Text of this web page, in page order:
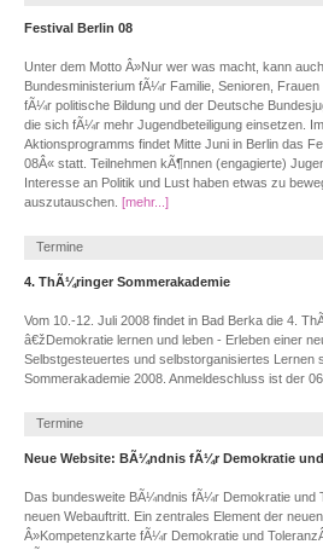
Festival Berlin 08
Unter dem Motto Â»Nur wer was macht, kann
Bundesministerium fÃ¼r Familie, Senioren,
fÃ¼r politische Bildung und der Deutsche
die sich fÃ¼r mehr Jugendbeteiligung einsetzen.
Aktionsprogramms findet Mitte Juni in Berlin das
08Â« statt. Teilnehmen kÃ¶nnen (engagierte)
Interesse an Politik und Lust haben etwas zu
auszutauschen. [mehr...]
Termine
4. ThÃ¼ringer Sommerakademie
Vom 10.-12. Juli 2008 findet in Bad Berka die 4.
â€žDemokratie lernen und leben - Erleben einer
Selbstgesteuertes und selbstorganisiertes Lernen
Sommerakademie 2008. Anmeldeschluss ist der
Termine
Neue Website: BÃ¼ndnis fÃ¼r Demokratie
Das bundesweite BÃ¼ndnis fÃ¼r Demokratie und
neuen Webauftritt. Ein zentrales Element der
Â»Kompetenzkarte fÃ¼r Demokratie und